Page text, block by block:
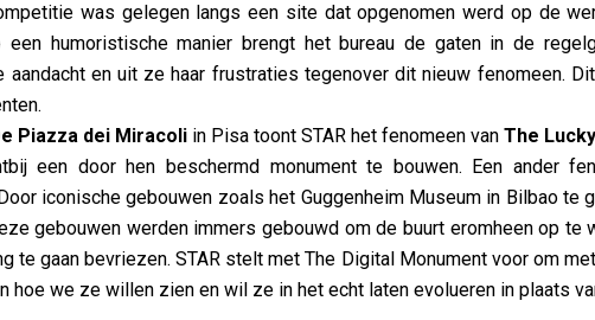
was gelegen langs een site dat opgenomen werd op de
een humoristische manier brengt het bureau de gaten in de
aandacht en uit ze haar frustraties tegenover dit nieuw fenomeen.
Piazza dei Miracoli in Pisa toont STAR het fenomeen van The
een door hen beschermd monument te bouwen. Een ander
iconische gebouwen zoals het Guggenheim Museum in Bilbao te
gebouwen werden immers gebouwd om de buurt eromheen op te
te gaan bevriezen. STAR stelt met The Digital Monument voor om
hoe we ze willen zien en wil ze in het echt laten evolueren in plaats